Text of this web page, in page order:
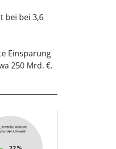
bei bei 3,6
Einsparung
250 Mrd. €.